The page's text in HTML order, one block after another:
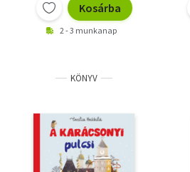
Kosárba
2 - 3 munkanap
KÖNYV